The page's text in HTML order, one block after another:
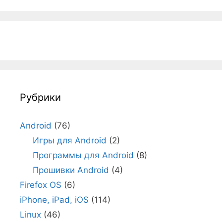
Рубрики
Android (76)
Игры для Android (2)
Программы для Android (8)
Прошивки Android (4)
Firefox OS (6)
iPhone, iPad, iOS (114)
Linux (46)